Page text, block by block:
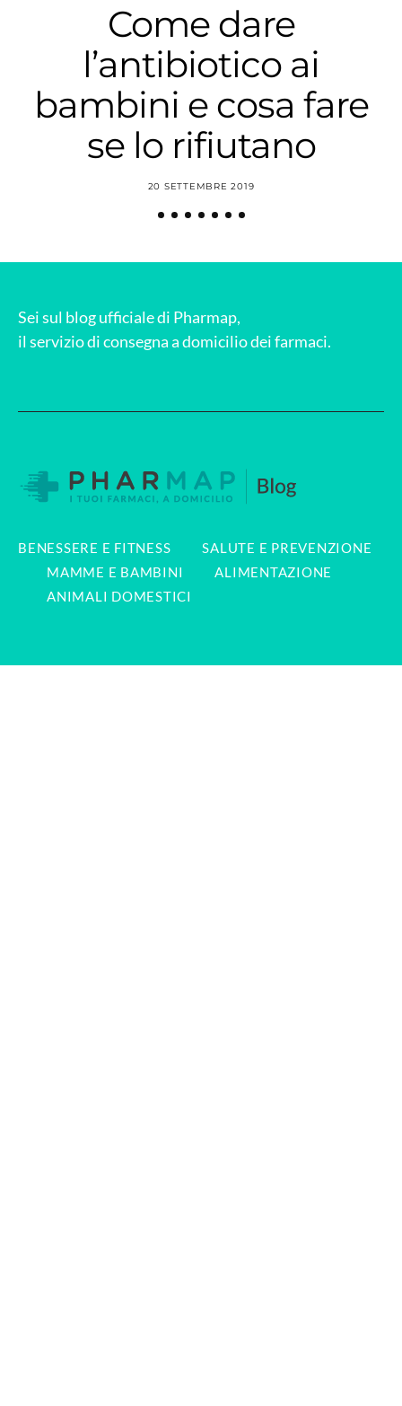
Come dare
l’antibiotico ai
bambini e cosa fare
se lo rifiutano
20 SETTEMBRE 2019
Sei sul blog ufficiale di Pharmap,
il servizio di consegna a domicilio dei farmaci.
BENESSERE E FITNESS
SALUTE E PREVENZIONE
MAMME E BAMBINI
ALIMENTAZIONE
ANIMALI DOMESTICI